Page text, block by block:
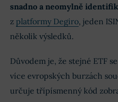
snadno a neomylně
z platformy Degiro, jeden
několik výsledků.
Důvodem je, že stejné ETF
více evropských burzách
určuje třípísmenný kód